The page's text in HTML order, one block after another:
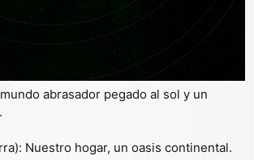
abrasador pegado al sol y un
Nuestro hogar, un oasis continental.